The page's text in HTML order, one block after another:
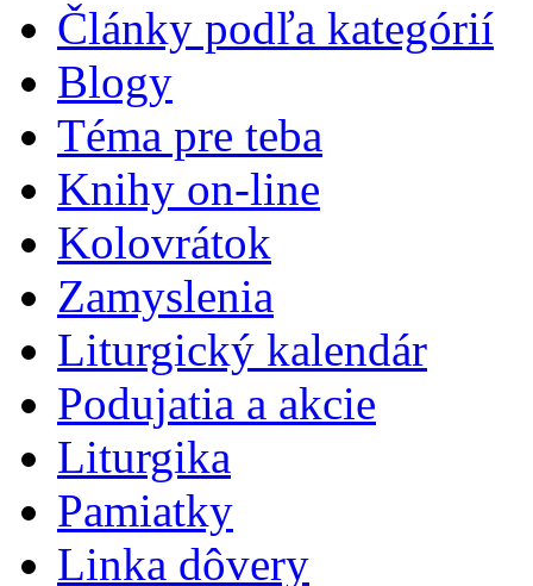
Články podľa kategórií
Blogy
Téma pre teba
Knihy on-line
Kolovrátok
Zamyslenia
Liturgický kalendár
Podujatia a akcie
Liturgika
Pamiatky
Linka dôvery